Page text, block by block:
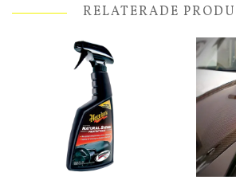
RELATERADE